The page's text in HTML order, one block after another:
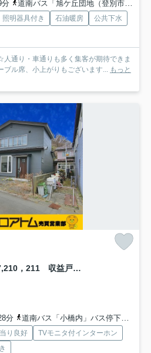
分
道南バス「旭ケ丘団地（登別市）」バス停下車 徒歩1分
照明器具付き 石油暖房
公共下水
通り・車通りも多く集客が期待できま
ル席、小上がりもございます...
もっと
室蘭市小橋内町1丁目21-7,210，211 収益戸建
分
道南バス「小橋内」バス停下車 徒歩2分
り良好
TVモニタ付インターホン